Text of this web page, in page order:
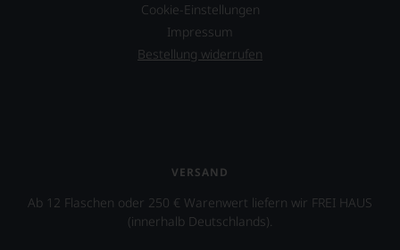
Cookie-Einstellungen
Impressum
Bestellung widerrufen
VERSAND
Ab 12 Flaschen oder 250 € Warenwert liefern wir FREI HAUS
(innerhalb Deutschlands).